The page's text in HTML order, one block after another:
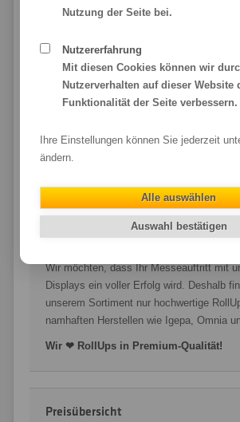
Unsere Qualitätsmerkmale:
umweltfreundlich und geruchsneutral
RollUp Displays namhafter
mit überragendem Preis-/
für einen farbintensiven Druck in
B1-zertifiziert mit Brandschutz-
und öffentliche Gebäude Pflicht!
Druck und Bestückung der RollUps
bei uns im Haus von unseren
Wir möchten, dass Ihr Messeauftritt mit
Displays ein voller Erfolg wird. Deshalb
unserem Sortiment nur hochwertige
namhaften Herstellen wie Igepa, Omnia
Wir ❤ RollUps in Premium-Qualität!
Preisübersicht
Nutzung der Seite bei.
Nutzererfahrung
Mit diesen Cookies können wir
Nutzerverhalten auf dieser Website
Funktionalität der Seite verbessern.
Ihre Einstellungen können Sie jederzeit
ändern.
Alle auswählen
Auswahl bestätigen